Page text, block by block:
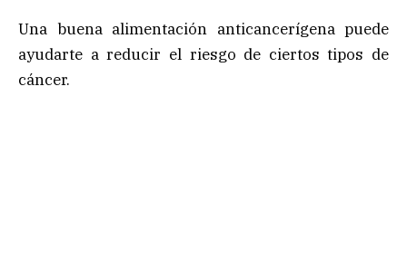
Una buena alimentación anticancerígena puede
ayudarte a reducir el riesgo de ciertos tipos de
cáncer.